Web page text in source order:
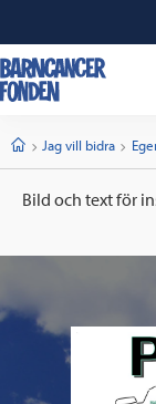
StartJag vill bidra
Bild och text för